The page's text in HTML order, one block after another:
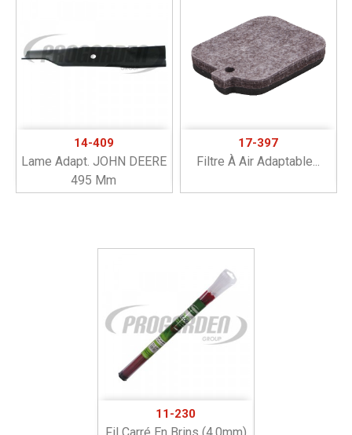
14-409
Lame Adapt. JOHN DEERE
495 Mm
17-397
Filtre À Air Adaptable...
11-230